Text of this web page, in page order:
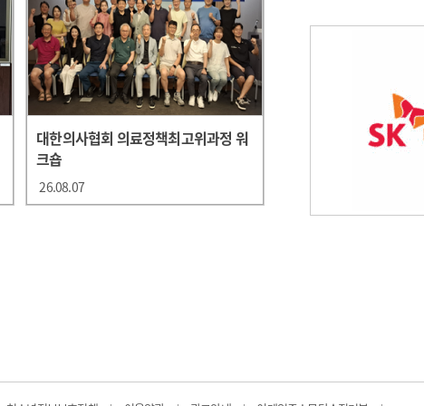
대한의사협회 의료정책최고위과정 워
크숍
26.08.07